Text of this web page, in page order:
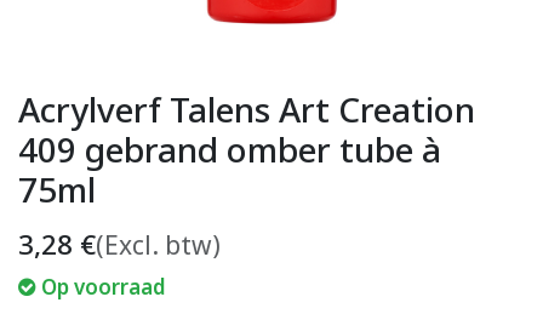
Acrylverf Talens Art Creation
409 gebrand omber tube à
75ml
3,28 €(Excl. btw)
Op voorraad